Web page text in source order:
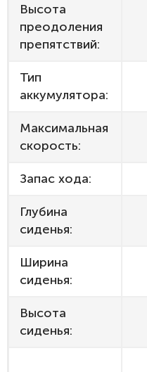
Высота
преодоления
препятствий:
Тип
аккумулятора:
Максимальная
скорость:
Запас хода:
Глубина
сиденья:
Ширина
сиденья:
Высота
сиденья: